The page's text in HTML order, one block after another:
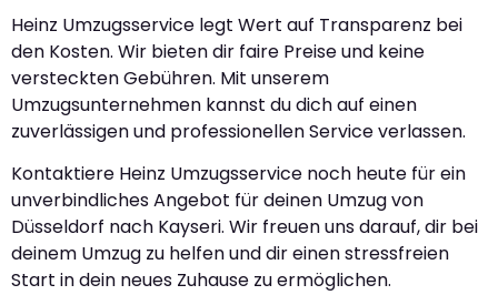
Heinz Umzugsservice legt Wert auf Transparenz bei
den Kosten. Wir bieten dir faire Preise und keine
versteckten Gebühren. Mit unserem
Umzugsunternehmen kannst du dich auf einen
zuverlässigen und professionellen Service verlassen.
Kontaktiere Heinz Umzugsservice noch heute für ein
unverbindliches Angebot für deinen Umzug von
Düsseldorf nach Kayseri. Wir freuen uns darauf, dir bei
deinem Umzug zu helfen und dir einen stressfreien
Start in dein neues Zuhause zu ermöglichen.